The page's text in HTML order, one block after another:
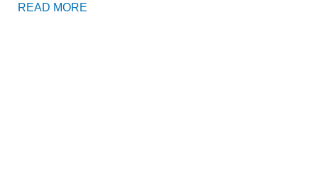
READ MORE